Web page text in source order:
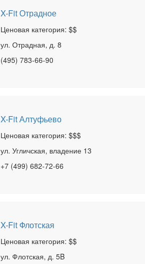
X-Fit Отрадное
Ценовая категория: $$
ул. Отрадная, д. 8
(495) 783-66-90
X-Fit Алтуфьево
Ценовая категория: $$$
ул. Угличская, владение 13
+7 (499) 682-72-66
X-Fit Флотская
Ценовая категория: $$
ул. Флотская, д. 5B